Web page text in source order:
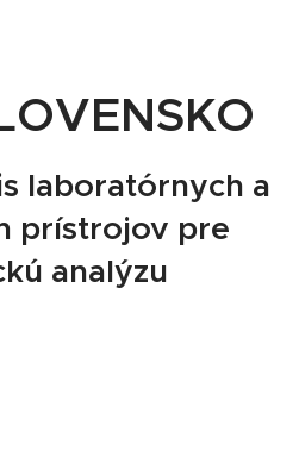
SKO
laboratórnych a
prístrojov pre
analýzu